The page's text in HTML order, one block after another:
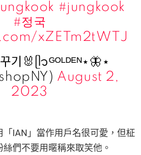
#jungkook
#정국
xZETm2tWTJ
기🐰ᥫ᭡ᴳᴼᴸᴰᴱᴺ⋆🦋⋆
August 2,
2023
「IAN」當作用戶名很可愛，但柾
們不要用暱稱來取笑他。